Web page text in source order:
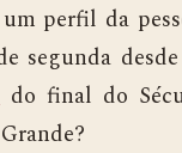
perfil da
segunda
do final do